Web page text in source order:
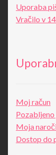
Uporaba
Vračilo v
Moj račun
Pozabljeno
Moja
Dostop do